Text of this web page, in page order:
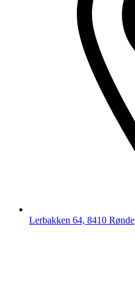
Lerbakken 64, 8410 Rønde